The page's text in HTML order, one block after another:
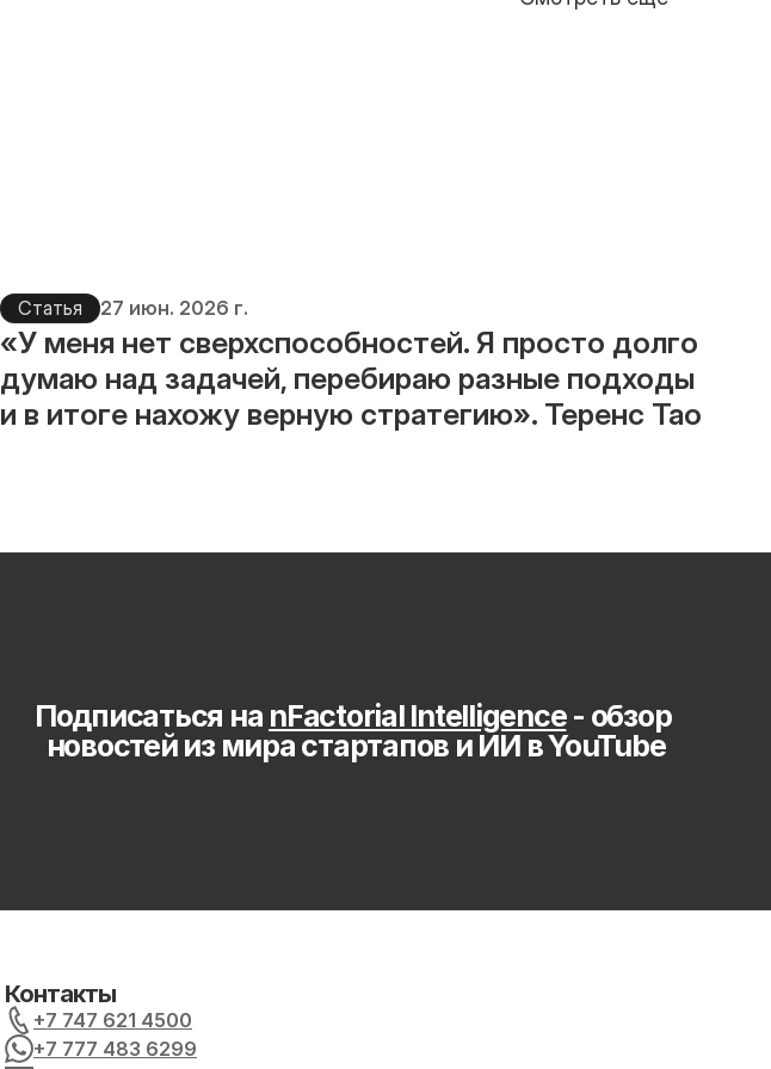
Статья 27 июн. 2026 г.
«У меня нет сверхспособностей. Я просто долго
думаю над задачей, перебираю разные подходы
и в итоге нахожу верную стратегию». Теренс Тао
Подписаться на nFactorial Intelligence - обзор
новостей из мира стартапов и ИИ в YouTube
Контакты
+7 747 621 4500
+7 777 483 6299